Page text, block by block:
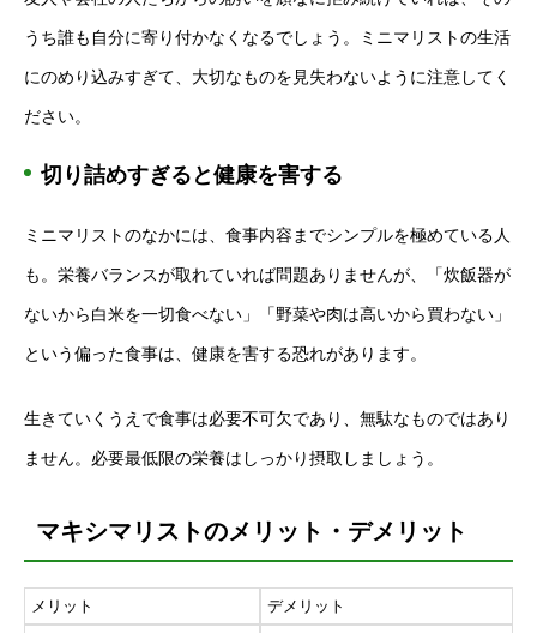
うち誰も自分に寄り付かなくなるでしょう。ミニマリストの生活
にのめり込みすぎて、大切なものを見失わないように注意してく
ださい。
切り詰めすぎると健康を害する
ミニマリストのなかには、食事内容までシンプルを極めている人
も。栄養バランスが取れていれば問題ありませんが、「炊飯器が
ないから白米を一切食べない」「野菜や肉は高いから買わない」
という偏った食事は、健康を害する恐れがあります。
生きていくうえで食事は必要不可欠であり、無駄なものではあり
ません。必要最低限の栄養はしっかり摂取しましょう。
マキシマリストのメリット・デメリット
メリット デメリット